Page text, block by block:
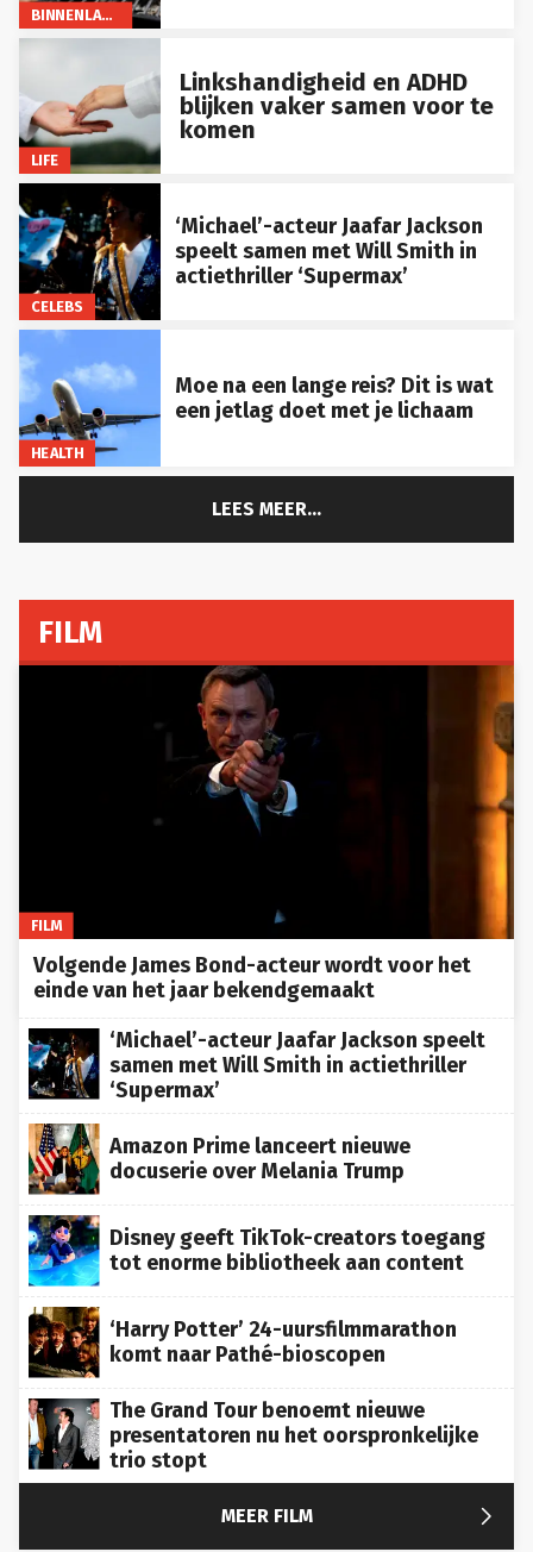
BINNENLAND
LIFE
Linkshandigheid en ADHD
blijken vaker samen voor te
komen
CELEBS
‘Michael’-acteur Jaafar Jackson
speelt samen met Will Smith in
actiethriller ‘Supermax’
HEALTH
Moe na een lange reis? Dit is wat
een jetlag doet met je lichaam
LEES MEER...
FILM
FILM
Volgende James Bond-acteur wordt voor het
einde van het jaar bekendgemaakt
‘Michael’-acteur Jaafar Jackson speelt
samen met Will Smith in actiethriller
‘Supermax’
Amazon Prime lanceert nieuwe
docuserie over Melania Trump
Disney geeft TikTok-creators toegang
tot enorme bibliotheek aan content
‘Harry Potter’ 24-uursfilmmarathon
komt naar Pathé-bioscopen
The Grand Tour benoemt nieuwe
presentatoren nu het oorspronkelijke
trio stopt
MEER FILM 